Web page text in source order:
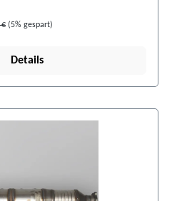
€ (5% gespart)
Details